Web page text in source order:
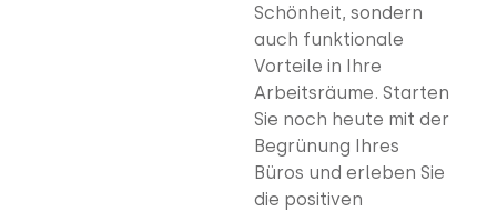
Schönheit, sondern
auch funktionale
Vorteile in Ihre
Arbeitsräume. Starten
Sie noch heute mit der
Begrünung Ihres
Büros und erleben Sie
die positiven